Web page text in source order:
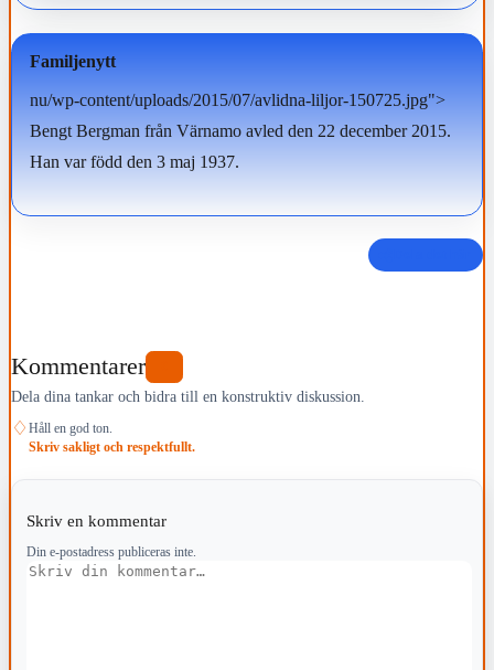
Familjenytt
nu/wp-content/uploads/2015/07/avlidna-liljor-150725.jpg">
Bengt Bergman från Värnamo avled den 22 december 2015.
Han var född den 3 maj 1937.
Kommentarer
Dela dina tankar och bidra till en konstruktiv diskussion.
♢ Håll en god ton.
Skriv sakligt och respektfullt.
Skriv en kommentar
Din e-postadress publiceras inte.
Kommentar